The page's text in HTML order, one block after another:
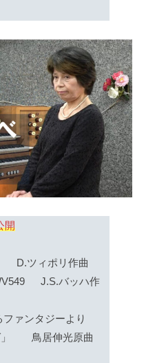
開
D.ツィポリ作曲
J.S.バッハ作
ンタジーより
鳥居伸光原曲